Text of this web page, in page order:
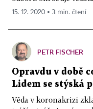
15. 12. 2020 ▪ 3 min. čtení
PETR FISCHER
Opravdu v době
Lidem se stýská
Věda v koronakrizi